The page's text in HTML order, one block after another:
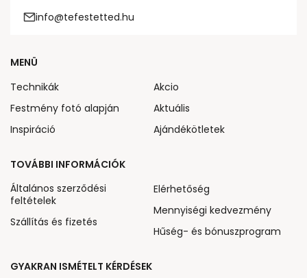
info@tefestetted.hu
MENÜ
Technikák
Festmény fotó alapján
Inspiráció
Akcio
Aktuális
Ajándékötletek
TOVÁBBI INFORMÁCIÓK
Általános szerződési
feltételek
Szállítás és fizetés
Elérhetőség
Mennyiségi kedvezmény
Hűség- és bónuszprogram
GYAKRAN ISMÉTELT KÉRDÉSEK